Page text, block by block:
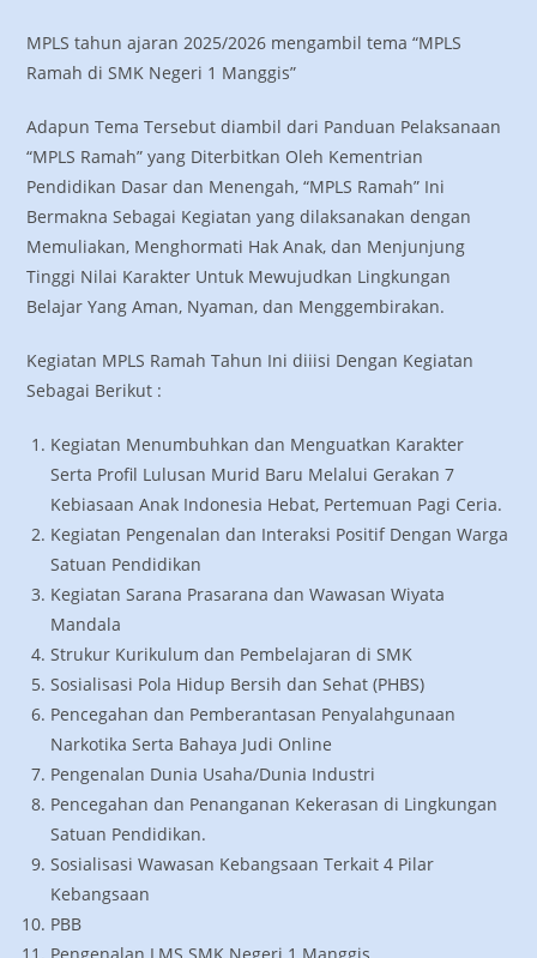
MPLS tahun ajaran 2025/2026 mengambil tema “MPLS
Ramah di SMK Negeri 1 Manggis”
Adapun Tema Tersebut diambil dari Panduan Pelaksanaan
“MPLS Ramah” yang Diterbitkan Oleh Kementrian
Pendidikan Dasar dan Menengah, “MPLS Ramah” Ini
Bermakna Sebagai Kegiatan yang dilaksanakan dengan
Memuliakan, Menghormati Hak Anak, dan Menjunjung
Tinggi Nilai Karakter Untuk Mewujudkan Lingkungan
Belajar Yang Aman, Nyaman, dan Menggembirakan.
Kegiatan MPLS Ramah Tahun Ini diiisi Dengan Kegiatan
Sebagai Berikut :
Kegiatan Menumbuhkan dan Menguatkan Karakter
Serta Profil Lulusan Murid Baru Melalui Gerakan 7
Kebiasaan Anak Indonesia Hebat, Pertemuan Pagi Ceria.
Kegiatan Pengenalan dan Interaksi Positif Dengan Warga
Satuan Pendidikan
Kegiatan Sarana Prasarana dan Wawasan Wiyata
Mandala
Strukur Kurikulum dan Pembelajaran di SMK
Sosialisasi Pola Hidup Bersih dan Sehat (PHBS)
Pencegahan dan Pemberantasan Penyalahgunaan
Narkotika Serta Bahaya Judi Online
Pengenalan Dunia Usaha/Dunia Industri
Pencegahan dan Penanganan Kekerasan di Lingkungan
Satuan Pendidikan.
Sosialisasi Wawasan Kebangsaan Terkait 4 Pilar
Kebangsaan
PBB